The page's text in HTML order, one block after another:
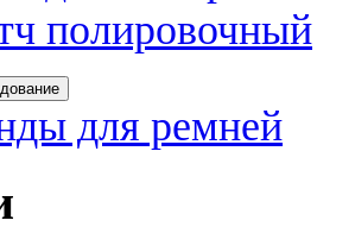
полировочный
для ремней